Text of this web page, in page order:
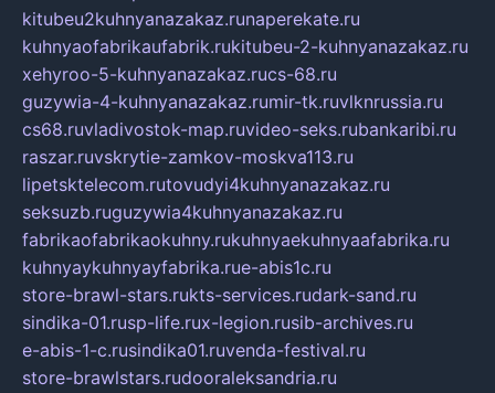
kitubeu2kuhnyanazakaz.runaperekate.ru
kuhnyaofabrikaufabrik.rukitubeu-2-kuhnyanazakaz.ru
xehyroo-5-kuhnyanazakaz.rucs-68.ru
guzywia-4-kuhnyanazakaz.rumir-tk.ruvlknrussia.ru
cs68.ruvladivostok-map.ruvideo-seks.rubankaribi.ru
raszar.ruvskrytie-zamkov-moskva113.ru
lipetsktelecom.rutovudyi4kuhnyanazakaz.ru
seksuzb.ruguzywia4kuhnyanazakaz.ru
fabrikaofabrikaokuhny.rukuhnyaekuhnyaafabrika.ru
kuhnyaykuhnyayfabrika.rue-abis1c.ru
store-brawl-stars.rukts-services.rudark-sand.ru
sindika-01.rusp-life.rux-legion.rusib-archives.ru
e-abis-1-c.rusindika01.ruvenda-festival.ru
store-brawlstars.rudooraleksandria.ru